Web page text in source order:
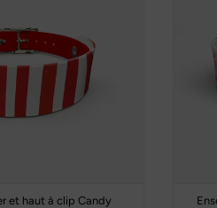
et haut à clip Candy